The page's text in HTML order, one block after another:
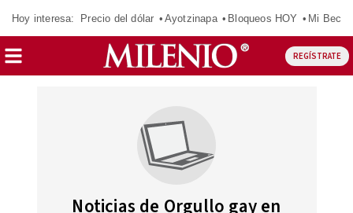
Hoy interesa: Precio del dólar Ayotzinapa Bloqueos HOY Mi Beca
REGÍSTRATE
Noticias de Orgullo gay en